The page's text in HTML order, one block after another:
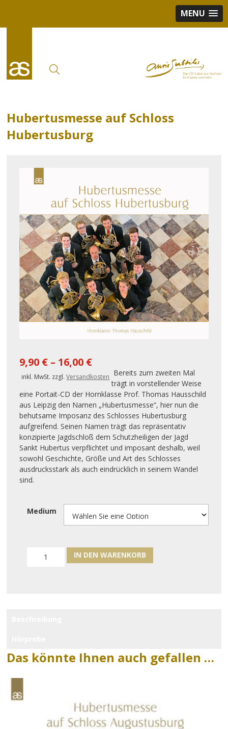
MENU
Hubertusmesse auf Schloss
Hubertusburg
9,90 € – 16,00 €
inkl. MwSt. zzgl.Versandkosten Bereits zum zweiten Mal
trägt in vorstellender Weise
eine Portait-CD der Hornklasse Prof. Thomas Hausschild
aus Leipzig den Namen „Hubertusmesse“, hier nun die
behutsame Imposanz des Schlosses Hubertusburg
aufgreifend. Seinen Namen trägt das repräsentativ
konzipierte Jagdschloß dem Schutzheiligen der Jagd
Sankt Hubertus verpflichtet und imposant deshalb, weil
sowohl Geschichte, Größe und Art des Schlosses
ausdrucksstark als auch eindrücklich in seinem Wandel
sind.
Medium
IN DEN WARENKORB
Das könnte Ihnen auch gefallen …